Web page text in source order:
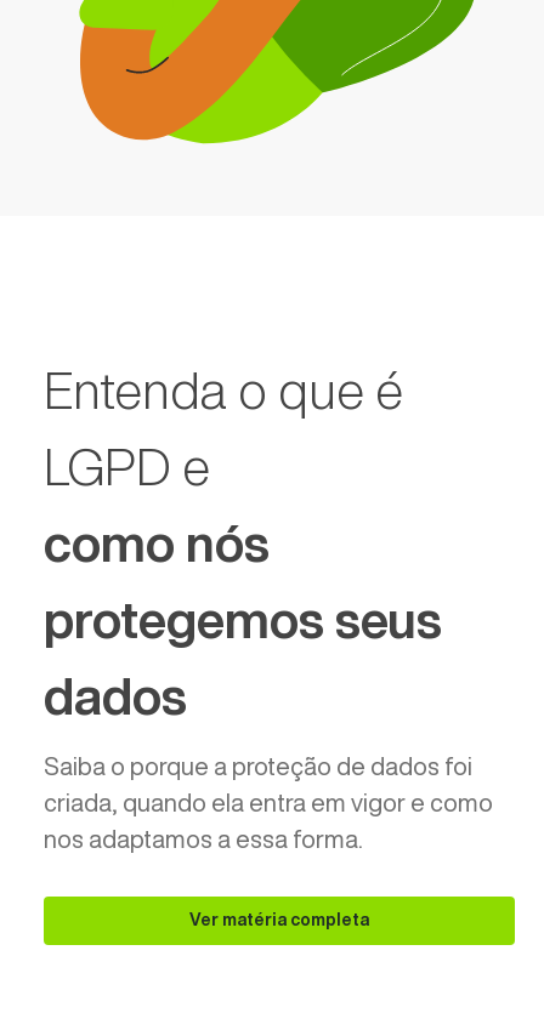
Entenda o que é
LGPD e
como nós
protegemos seus
dados
Saiba o porque a proteção de dados foi
criada, quando ela entra em vigor e como
nos adaptamos a essa forma.
Ver matéria completa